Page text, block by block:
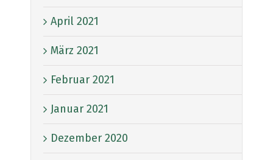
April 2021
März 2021
Februar 2021
Januar 2021
Dezember 2020